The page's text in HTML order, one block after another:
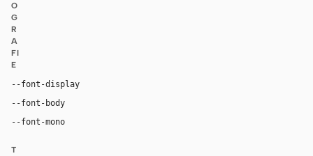
O
G
R
A
FI
E
--font-display
--font-body
--font-mono
T